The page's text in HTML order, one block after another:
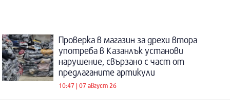
Проверка в магазин за дрехи втора
употреба в Казанлък установи
нарушение, свързано с част от
предлаганите артикули
10:47 | 07 август 26